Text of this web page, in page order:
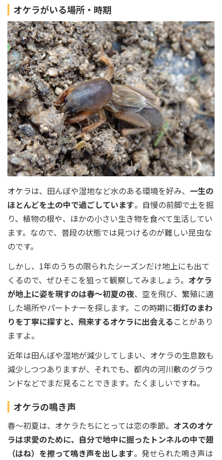
オケラがいる場所・時期
オケラは、田んぼや湿地など水のある環境を好み、 一生の
ほとんどを土の中で過ごしています。自慢の前脚で土を掘
り、植物の根や、ほかの小さい生き物を食べて生活してい
ます。なので、普段の状態では見つけるのが難しい昆虫な
のです。
しかし、1年のうちの限られたシーズンだけ地上にも出て
くるので、ぜひそこを狙って観察してみましょう。 オケラ
が地上に姿を現すのは春～初夏の夜、空を飛び、繁殖に適
した場所やパートナーを探します。この時期に街灯のまわ
りを丁寧に探すと、飛来するオケラに出会える ことがあり
ますよ。
近年は田んぼや湿地が減少してしまい、オケラの生息数も
減少しつつありますが、それでも、都内の河川敷のグラウ
ンドなどでまだ見ることできます。たくましいですね。
オケラの鳴き声
春～初夏は、オケラたちにとっては恋の季節。 オスのオケ
ラは求愛のために、自分で地中に掘ったトンネルの中で翅
（はね）を擦って鳴き声を出します。発せられた鳴き声は